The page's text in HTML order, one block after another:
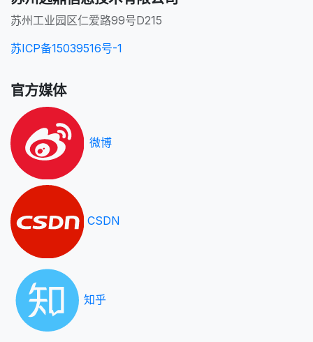
苏州工业园区仁爱路99号D215
苏ICP备15039516号-1
官方媒体
微博
CSDN
知乎